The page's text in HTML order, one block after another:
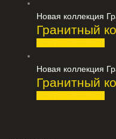
Новая коллекция
Гранитный
Новая коллекция
Гранитный